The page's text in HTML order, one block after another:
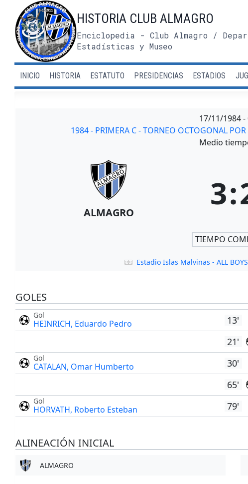
contenido
HISTORIA CLUB ALMAGRO
Enciclopedia - Club Almagro /
Estadísticas y Museo
INICIO HISTORIA ESTATUTO PRESIDENCIAS ESTADIOS
17/11/1984-
1984 - PRIMERA C - TORNEO OCTOGONAL POR
Medio
ALMAGRO 3:
TIEMPO
Estadio Islas Malvinas - ALL BOYS
GOLES
Gol
HEINRICH, Eduardo Pedro
13'
21'
Gol
CATALAN, Omar Humberto
30'
65'
Gol
HORVATH, Roberto Esteban 79'
ALINEACIÓN INICIAL
ALMAGRO